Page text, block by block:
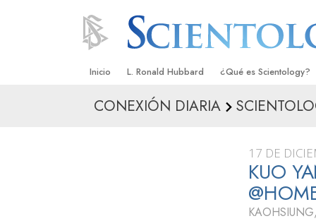
Inicio L. Ronald Hubbard ¿Qué es Scientology?
Creencias y Prácticas
Qué dicen los
Scientology
Conoce a un
CONEXIÓN DIARIA
17 DE
KUO